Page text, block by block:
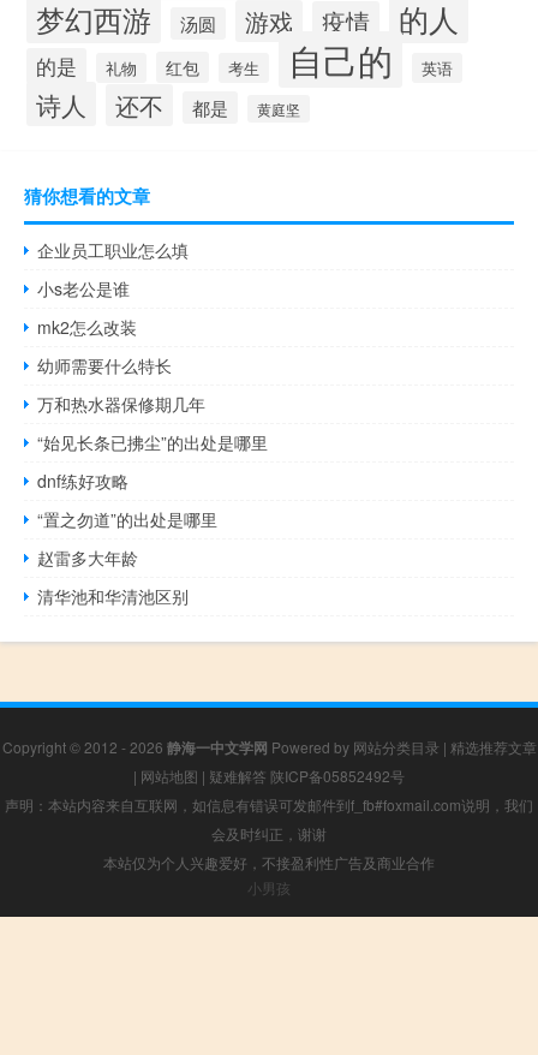
梦幻西游 汤圆 游戏 疫情 的人
的是 礼物 红包 考生 自己的 英语
诗人 还不 都是 黄庭坚
猜你想看的文章
企业员工职业怎么填
小s老公是谁
mk2怎么改装
幼师需要什么特长
万和热水器保修期几年
“始见长条已拂尘”的出处是哪里
dnf练好攻略
“置之勿道”的出处是哪里
赵雷多大年龄
清华池和华清池区别
Copyright © 2012 - 2026 静海一中文学网 Powered by 网站分类目录 | 精选推荐文章
| 网站地图 | 疑难解答 陕ICP备05852492号
声明：本站内容来自互联网，如信息有错误可发邮件到f_fb#foxmail.com说明，我们
会及时纠正，谢谢
本站仅为个人兴趣爱好，不接盈利性广告及商业合作
小男孩